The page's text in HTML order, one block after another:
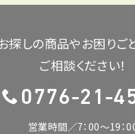
探しの商品やお困りご
ご相談ください！
0776-21-
営業時間／7：00〜19：